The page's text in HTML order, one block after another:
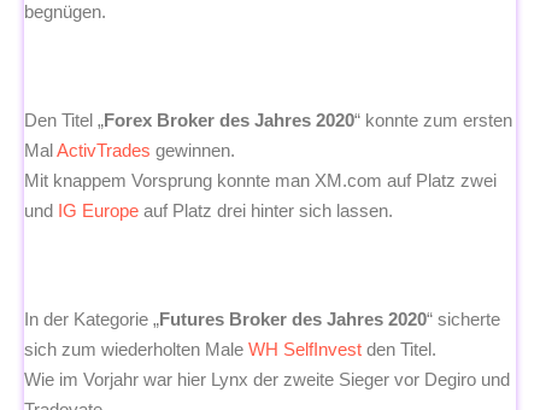
begnügen.
Den Titel „Forex Broker des Jahres 2020“ konnte zum ersten
MalActivTrades gewinnen.
Mit knappem Vorsprung konnte man XM.com auf Platz zwei
und IG Europe auf Platz drei hinter sich lassen.
In der Kategorie „Futures Broker des Jahres 2020“ sicherte
sich zum wiederholten Male WH SelfInvest den Titel.
Wie im Vorjahr war hier Lynx der zweite Sieger vor Degiro und